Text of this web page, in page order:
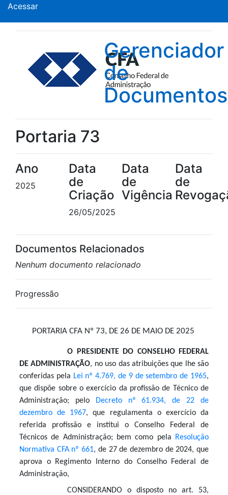
Acessar
Gerenciador
de
Documentos
Portaria 73
Ano
2025
Data
de
Criação
26/05/2025
Data
de
Vigência
Data
de
Documentos Relacionados
Nenhum documento relacionado
Progressão
PORTARIA CFA Nº 73, DE 26 DE MAIO DE 2025
O PRESIDENTE DO CONSELHO FEDERAL
DE ADMINISTRAÇÃO, no uso das atribuições que lhe são
conferidas pela Lei nº 4.769, de 9 de setembro de 1965,
que dispõe sobre o exercício da profissão de Técnico de
Administração; pelo
Decreto nº 61.934, de 22 de
dezembro de 1967, que regulamenta o exercício da
referida profissão e institui o Conselho Federal de
Técnicos de Administração; bem como pela
Resolução
Normativa CFA nº 661, de 27 de dezembro de 2024, que
aprova o Regimento Interno do Conselho Federal de
Administração,
CONSIDERANDO o disposto no art. 53,